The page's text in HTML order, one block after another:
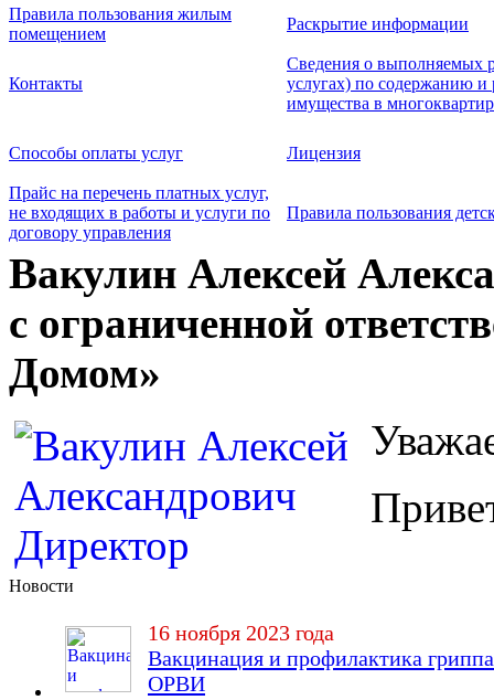
Правила пользования жилым
помещением
Раскрытие информации
Контакты
Сведения о выполняемых
услугах) по содержанию и
имущества в
Способы оплаты услуг Лицензия
Прайс на перечень платных услуг,
не входящих в работы и услуги по
договору управления
Правила пользования
Вакулин Алексей
с ограниченной
Домом»
Новости
16 ноября 2023 года
Вакцинация и профилактика
ОРВИ